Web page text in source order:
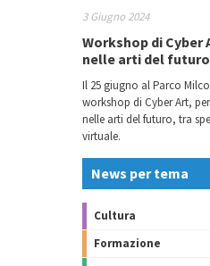
3 Giugno 2024
Workshop di Cyber
nelle arti del futuro
Il 25 giugno al Parco
workshop di Cyber Art,
nelle arti del futuro, tra
virtuale.
News per tema
Cultura
Formazione